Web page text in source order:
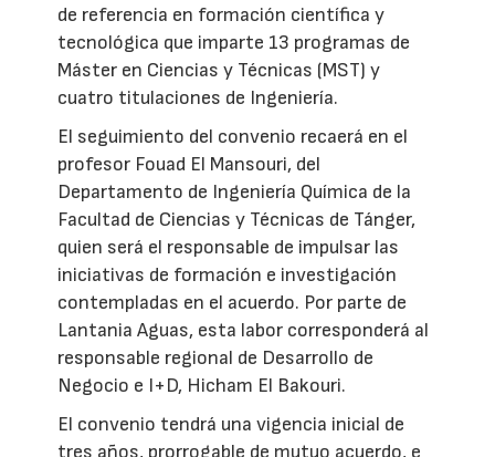
de referencia en formación científica y
tecnológica que imparte 13 programas de
Máster en Ciencias y Técnicas (MST) y
cuatro titulaciones de Ingeniería.
El seguimiento del convenio recaerá en el
profesor Fouad El Mansouri, del
Departamento de Ingeniería Química de la
Facultad de Ciencias y Técnicas de Tánger,
quien será el responsable de impulsar las
iniciativas de formación e investigación
contempladas en el acuerdo. Por parte de
Lantania Aguas, esta labor corresponderá al
responsable regional de Desarrollo de
Negocio e I+D, Hicham El Bakouri.
El convenio tendrá una vigencia inicial de
tres años, prorrogable de mutuo acuerdo, e